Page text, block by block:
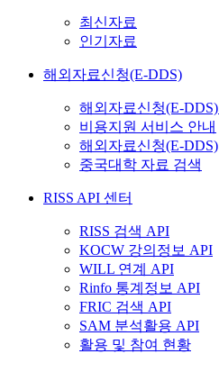
최신자료
인기자료
해외자료신청(E-DDS)
해외자료신청(E-
비용지원 서비스 안내
해외자료신청(E-DDS)
중국대학 자료 검색
RISS API 센터
RISS 검색 API
KOCW 강의정보 API
WILL 연계 API
Rinfo 통계정보 API
FRIC 검색 API
SAM 분석활용 API
활용 및 참여 현황